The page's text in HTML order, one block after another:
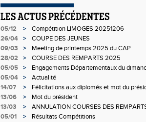
LES ACTUS PRÉCÉDENTES
05/12 >
Compétition LIMOGES 20251206
26/04
>
COUPE DES JEUNES
09/03
>
Meeting de printemps 2025 du CAP
28/02
>
COURSE DES REMPARTS 2025
05/05
>
Engagements Départementaux du
05/04
>
Actualité
14/07
>
Félicitations aux diplomés et mot du
13/06
>
Mot du président
13/03
>
ANNULATION COURSES DES
05/01
>
Résultats Compétitions